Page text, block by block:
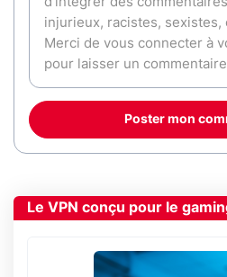
Poster mon
Le VPN conçu pour le